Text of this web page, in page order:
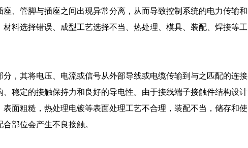
、管脚与插座之间出现异常分离，从而导致控制系统的电力传输和
料选择错误、成型工艺选择不当、热处理、模具、装配、焊接等工
，其将电压、电流或信号从外部导线或电缆传输到与之匹配的连接
稳定的接触保持力和良好的导电性。由于接线端子接触件结构设计
面粗糙，热处理电镀等表面处理工艺不合理，装配不当，储存和使
部位会产生不良接触。